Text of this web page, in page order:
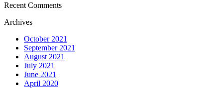
Recent Comments
Archives
October 2021
September 2021
August 2021
July 2021
June 2021
April 2020